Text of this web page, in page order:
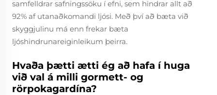
samfelldrar safningssöku í efni, sem hindrar allt að
92% af utanaðkomandi ljósi. Með því að bæta við
skyggjulinu má enn frekar bæta
ljóshindrunareiginleikum þeirra.
Hvaða þætti ætti ég að hafa í huga
við val á milli gormett- og
rörpokagardína?